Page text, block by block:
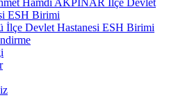
ESH Birimi
İlçe Devlet Hastanesi ESH Birimi